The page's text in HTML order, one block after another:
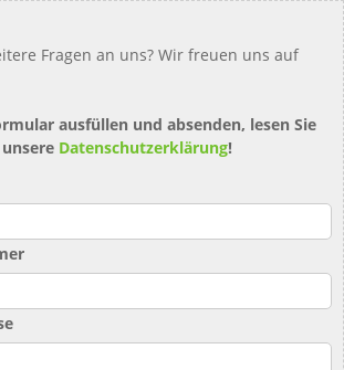
Fragen an uns? Wir freuen uns auf
ausfüllen und absenden, lesen Sie
Datenschutzerklärung!